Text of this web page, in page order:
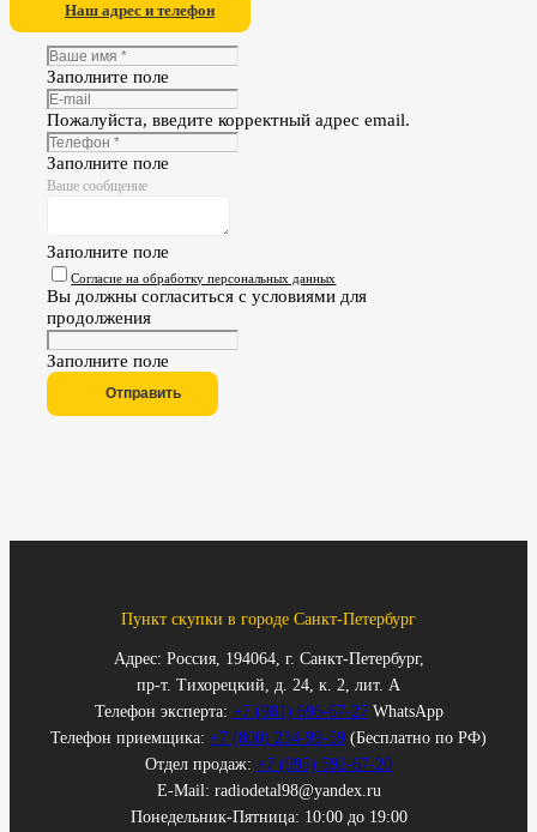
Наш адрес и телефон
Заполните поле
Пожалуйста, введите корректный адрес email.
Заполните поле
Ваше сообщение
Заполните поле
Согласие на обработку персональных данных
Вы должны согласиться с условиями для
продолжения
Заполните поле
Отправить
Пункт скупки в городе Санкт-Петербург
Адрес: Россия, 194064, г. Санкт-Петербург,
пр-т. Тихорецкий, д. 24, к. 2, лит. А
Телефон эксперта: +7 (981) 696-67-27WhatsApp
Телефон приемщика: +7 (800) 234-99-59 (Бесплатно по РФ)
Отдел продаж: +7 (995) 592-67-20
E-Mail: radiodetal98@yandex.ru
Понедельник-Пятница: 10:00 до 19:00